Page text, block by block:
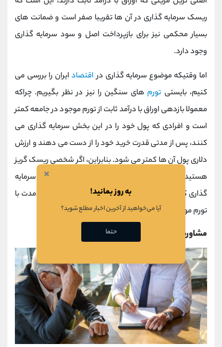
ریسک سرمایه گذاری در آن ها تقریبا صفر است و ضمانت های
بسیار محکمی نیز برای بازپرداخت اصل و سود سرمایه گذاری
وجود دارد.
اما وقتیکه موضوع سرمایه گذاری دراقتصادایران را بررسی می
کنیم، بایستی تورم های سنگین را نیز در نظر بگیریم. چراکه
معمولا بازدهی اوراق با درآمد ثابت از تورم موجود در جامعه کمتر
است و افرادی که پول خود را در این بخش سرمایه گذاری می
کنند، پس از مدتی قدرت خرید خود را از دست می دهند و ارزش
دلاری پول آن ها کمتر می شود. بنابراین، اگر شخصی ریسک گریز
هستید و قصد دارید پول خود را در اوراق با درآمد ثابت سرمایه
گذاری کنید، بهتر است بازده این اوراق را در بازه های بلندمدت با
تورم موجود در اقتصاد مقایسه کنید.
مشاوره سرمایه گذاری
×
به روز بمانید!
آیا می‌خواهید از آخرین اخبار مطلع شوید؟
حتما